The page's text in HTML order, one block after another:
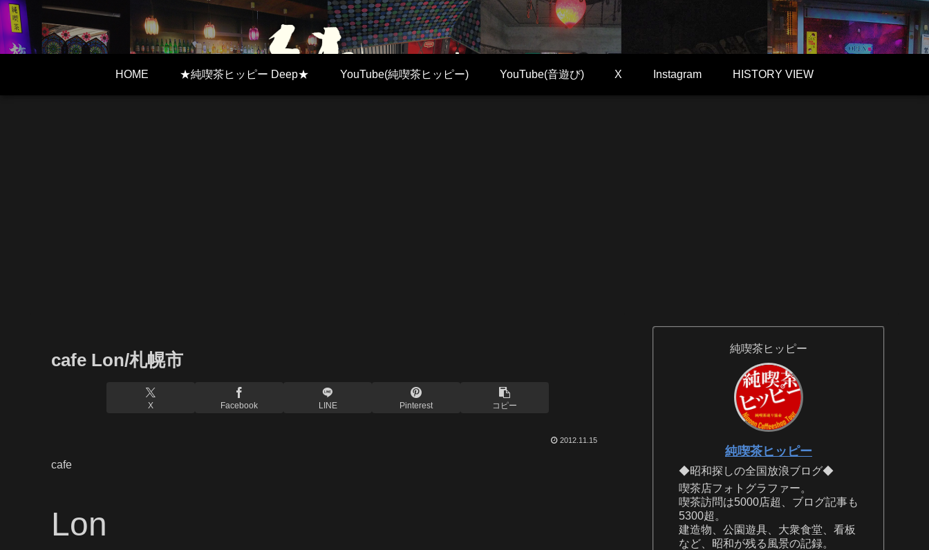
HOME ★純喫茶ヒッピー Deep★ YouTube(純喫茶ヒッピー) YouTube(音遊び) X Instagram HISTORY VIEW
cafe Lon/札幌市
X Facebook LINE Pinterest コピー
2012.11.15
cafe
Lon
純喫茶ヒッピー
純喫茶ヒッピー
◆昭和探しの全国放浪ブログ◆
喫茶店フォトグラファー。
喫茶訪問は5000店超、ブログ記事も
5300超。
建造物、公園遊具、大衆食堂、看板
など、昭和が残る風景の記録。